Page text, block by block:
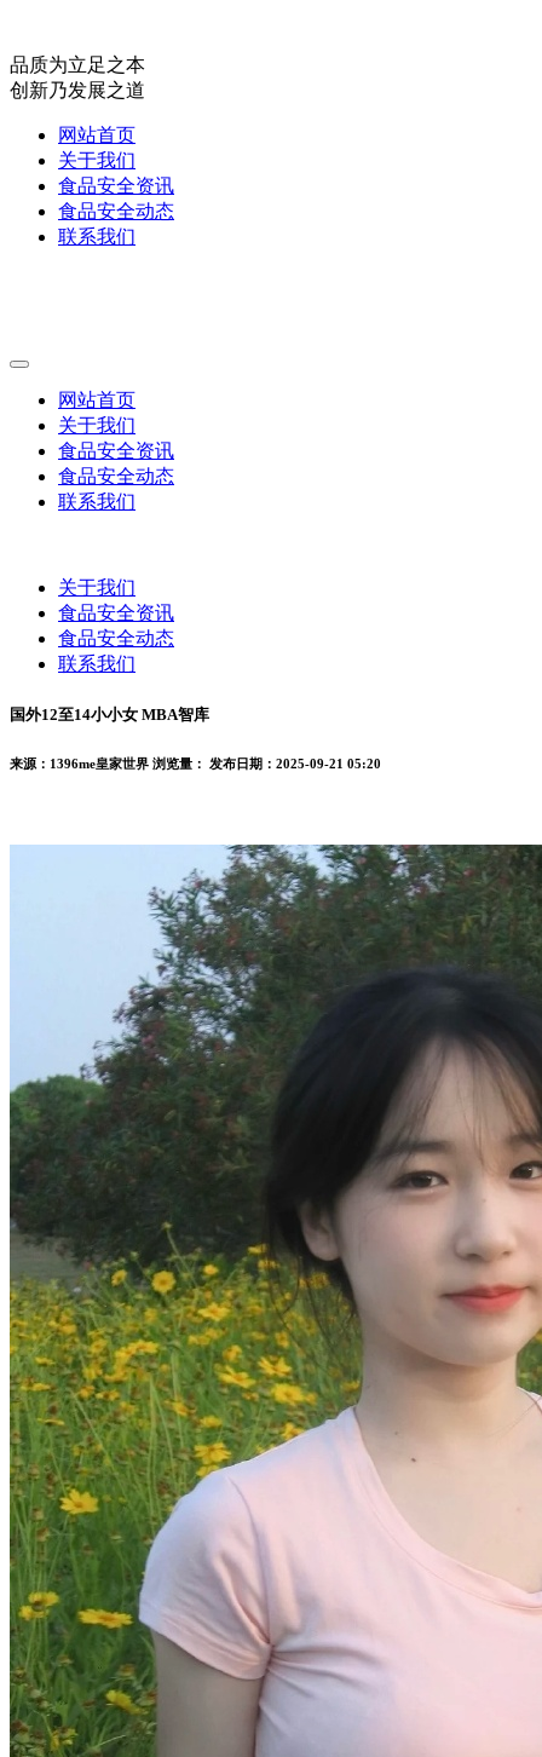
品质为立足之本
创新乃发展之道
网站首页
关于我们
食品安全资讯
食品安全动态
联系我们
网站首页
关于我们
食品安全资讯
食品安全动态
联系我们
关于我们
食品安全资讯
食品安全动态
联系我们
国外12至14小小女 MBA智库
来源：1396me皇家世界 浏览量： 发布日期：2025-09-21 05:20